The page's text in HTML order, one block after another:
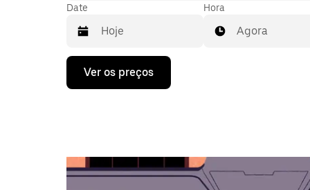
Date
Prima
tecla
o
calendário
Hora
Agora
Ver os preços